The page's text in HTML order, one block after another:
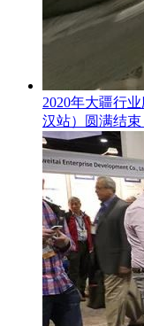
2020年大疆行
汉站）圆满结束